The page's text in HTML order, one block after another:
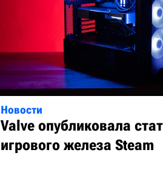
Новости
Valve опубликовала
игрового железа Steam